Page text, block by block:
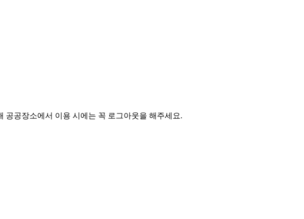
공공장소에서 이용 시에는 꼭 로그아웃을 해주세요.